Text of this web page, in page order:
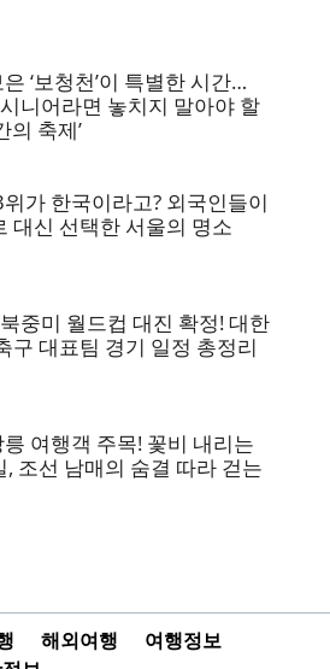
‘보청천’이 특별한 시간…
니어라면 놓치지 말아야 할
의 축제’
가 한국이라고? 외국인들이
대신 선택한 서울의 명소
중미 월드컵 대진 확정! 대한
구 대표팀 경기 일정 총정리
여행객 주목! 꽃비 내리는
, 조선 남매의 숨결 따라 걷는
해외여행
여행정보